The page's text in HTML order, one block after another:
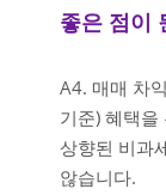
좋은 점이
A4. 매매 차
기준) 혜택
상향된 비과
않습니다.